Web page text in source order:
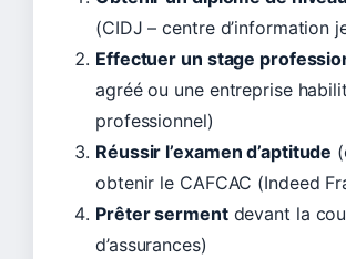
(CIDJ – centre d’information
Effectuer un stage
agréé ou une entreprise
professionnel)
Réussir l’examen d’aptitude
obtenir le CAFCAC (Indeed
Prêter sermentdevant la
d’assurances)